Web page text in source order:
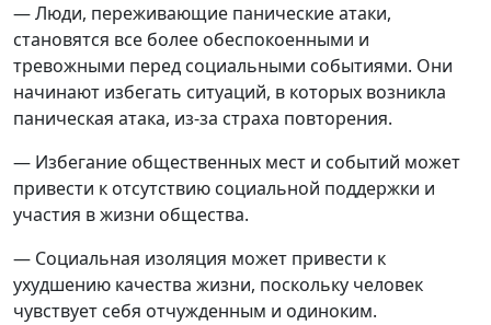
— Люди, переживающие панические атаки,
становятся все более обеспокоенными и
тревожными перед социальными событиями. Они
начинают избегать ситуаций, в которых возникла
паническая атака, из-за страха повторения.
— Избегание общественных мест и событий может
привести к отсутствию социальной поддержки и
участия в жизни общества.
— Социальная изоляция может привести к
ухудшению качества жизни, поскольку человек
чувствует себя отчужденным и одиноким.